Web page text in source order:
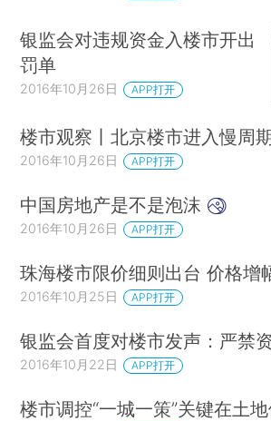
银监会对违规资金入楼市开出
罚单
2016年10月26日 APP打开
楼市观察丨北京楼市进入慢周
2016年10月26日 APP打开
中国房地产是不是泡沫
2016年10月26日 APP打开
珠海楼市限价细则出台 价格增
2016年10月25日 APP打开
银监会首度对楼市发声：严禁
2016年10月22日 APP打开
楼市调控“一城一策”关键在土